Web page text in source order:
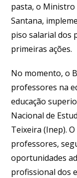
pasta, o Ministro
Santana,
piso salarial dos
primeiras ações.
No momento, o
professores na
educação
Nacional de
Teixeira (Inep).
professores,
oportunidades
profissional dos